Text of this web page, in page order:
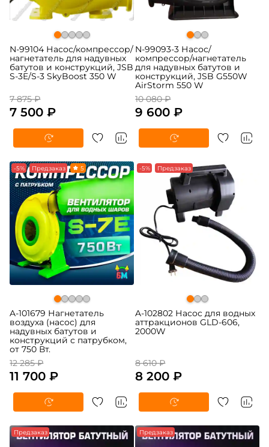
N-99104 Насос/компрессор/
нагнетатель для надувных
батутов и конструкций, JSB
S-3E/S-3 SkyBoost 350 W
7 875 ₽
7 500 ₽
N-99093-3 Насос/
компрессор/нагнетатель
для надувных батутов и
конструкций, JSB G550W
AirStorm 550 W
10 080 ₽
9 600 ₽
-5% Предзаказ 5
A-101679 Нагнетатель
воздуха (насос) для
надувных батутов и
конструкций с патрубком,
от 750 Вт.
12 285 ₽
11 700 ₽
-5% Предзаказ
A-102802 Насос для водных
аттракционов GLD-606,
2000W
8 610 ₽
8 200 ₽
Предзаказ Предзаказ